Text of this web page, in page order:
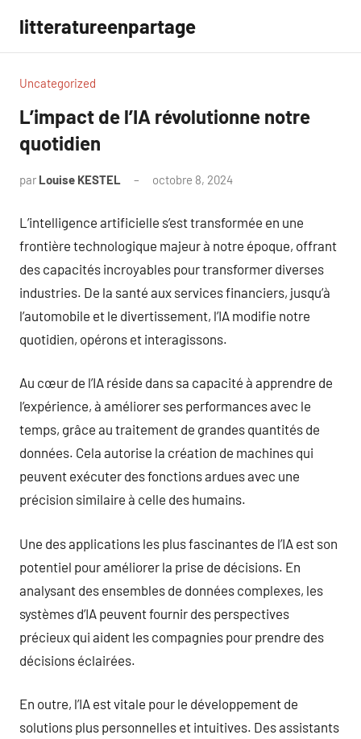
contenu
litteratureenpartage
Uncategorized
L’impact de l’IA révolutionne notre
quotidien
par Louise KESTEL octobre 8, 2024
L’intelligence artificielle s’est transformée en une
frontière technologique majeur à notre époque, offrant
des capacités incroyables pour transformer diverses
industries. De la santé aux services financiers, jusqu’à
l’automobile et le divertissement, l’IA modifie notre
quotidien, opérons et interagissons.
Au cœur de l’IA réside dans sa capacité à apprendre de
l’expérience, à améliorer ses performances avec le
temps, grâce au traitement de grandes quantités de
données. Cela autorise la création de machines qui
peuvent exécuter des fonctions ardues avec une
précision similaire à celle des humains.
Une des applications les plus fascinantes de l’IA est son
potentiel pour améliorer la prise de décisions. En
analysant des ensembles de données complexes, les
systèmes d’IA peuvent fournir des perspectives
précieux qui aident les compagnies pour prendre des
décisions éclairées.
En outre, l’IA est vitale pour le développement de
solutions plus personnelles et intuitives. Des assistants